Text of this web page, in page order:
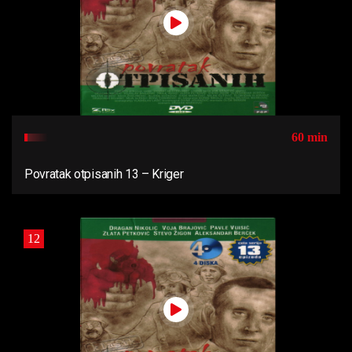
60 min
Povratak otpisanih 13 – Kriger
12